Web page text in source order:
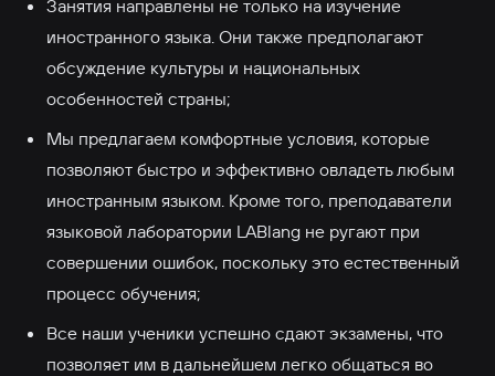
Занятия направлены не только на изучение
иностранного языка. Они также предполагают
обсуждение культуры и национальных
особенностей страны;
Мы предлагаем комфортные условия, которые
позволяют быстро и эффективно овладеть любым
иностранным языком. Кроме того, преподаватели
языковой лаборатории LABlang не ругают при
совершении ошибок, поскольку это естественный
процесс обучения;
Все наши ученики успешно сдают экзамены, что
позволяет им в дальнейшем легко общаться во